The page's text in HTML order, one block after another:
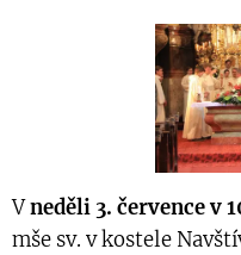
Vneděli 3. července v
mše sv. v kostele